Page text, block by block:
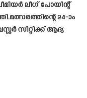
ലീഗ് പോയിന്റ്
24-ാം
സിറ്റിക്ക് ആദ്യ